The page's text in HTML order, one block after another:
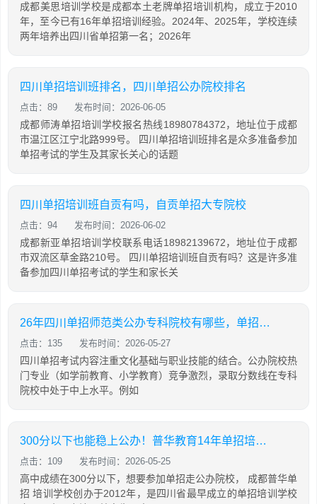
成都美思培训学校是成都本土老牌单招培训机构，成立于2010
年，至今已有16年单招培训经验。2024年、2025年，学校连续
两年培养出四川省单招第一名；2026年
四川单招培训班排名，四川单招公办院校排名
点击：89 发布时间：2026-06-05
成都师涛单招培训学校报名热线18980784372，地址位于成都
市温江区江宁北路999号。 四川单招培训班排名是众多准备参加
单招考试的学生及其家长关心的话题
四川单招培训班自贡有吗，自贡单招大专院校
点击：94 发布时间：2026-06-02
成都新亚单招培训学校联系电话18982139672，地址位于成都
市双流区草金路210号。 四川单招培训班自贡有吗？这是许多准
备参加四川单招考试的学生和家长关
26年四川单招师范类公办专科院校有哪些，单招要多少分能录取
点击：135 发布时间：2026-05-27
四川单招考试内容注重文化基础与职业技能的结合。公办院校热
门专业（如学前教育、小学教育）竞争激烈，录取分数线在专科
院校中处于中上水平。例如
300分以下也能稳上公办！普华教育14年单招培训经验，签约保障公办院校！
点击：109 发布时间：2026-05-25
高中成绩在300分以下，想要参加单招走公办院校， 成都普华单
招 培训学校创办于2012年，是四川省最早成立的单招培训学校